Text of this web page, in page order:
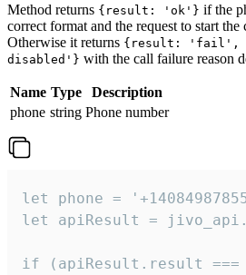
Method returns {result: 'ok'} if the
correct format and the request to start the
Otherwise it returns {result: 'fail',
disabled'} with the call failure reason
Name Type
Description
phone string Phone number
let phone =
let apiResult =
if (apiResult.result